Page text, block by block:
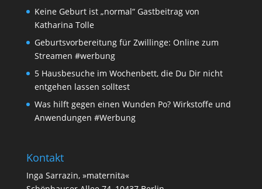
Keine Geburt ist „normal“ Gastbeitrag von
Katharina Tolle
Geburtsvorbereitung für Zwillinge: Online zum
Streamen #werbung
5 Hausbesuche im Wochenbett, die Du Dir nicht
entgehen lassen solltest
Was hilft gegen einen Wunden Po? Wirkstoffe und
Anwendungen #Werbung
Kontakt
Inga Sarrazin, »maternita«